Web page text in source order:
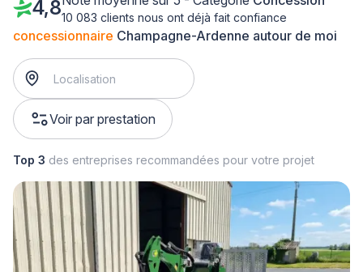
concessionnaire Champagne-Ardenne autour de moi
Voir par prestation
4,810 083 clients nous ont déjà fait confiance
Top 3 des entreprises recommandées pour votre projet